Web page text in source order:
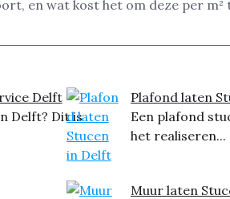
en wat kost het om deze per m²
Delft
Delft? Dit is
Plafond laten
Een plafond
het realiseren...
Muur laten